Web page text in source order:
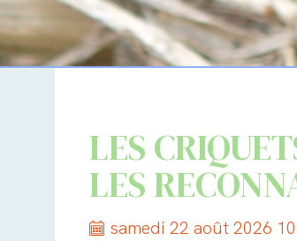
LES
LES
samedi 22 août 2026